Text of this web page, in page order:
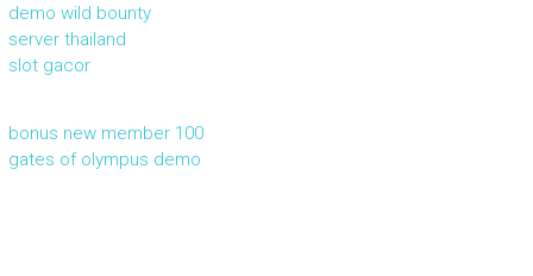
demo wild bounty
server thailand
slot gacor
bonus new member 100
gates of olympus demo